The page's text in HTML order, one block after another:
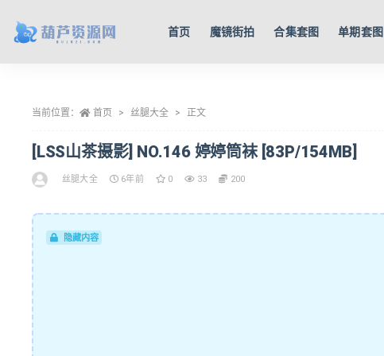
首页 魔镜街拍 合集套图 单期套图
当前位置： 首页 丝腿大全 正文
[LSS山茶摄影] NO.146 婷婷筒袜 [83P/154MB]
丝腿大全 6年前 0 33 200
隐藏内容
全部